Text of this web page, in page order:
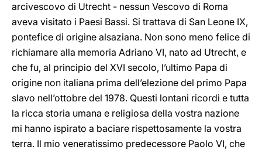
arcivescovo di Utrecht - nessun Vescovo di Roma
aveva visitato i Paesi Bassi. Si trattava di San Leone IX,
pontefice di origine alsaziana. Non sono meno felice di
richiamare alla memoria Adriano VI, nato ad Utrecht, e
che fu, al principio del XVI secolo, l’ultimo Papa di
origine non italiana prima dell’elezione del primo Papa
slavo nell’ottobre del 1978. Questi lontani ricordi e tutta
la ricca storia umana e religiosa della vostra nazione
mi hanno ispirato a baciare rispettosamente la vostra
terra. Il mio veneratissimo predecessore Paolo VI, che